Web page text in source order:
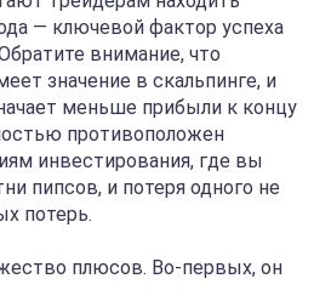
— ключевой фактор успеха
внимание, что
значение в скальпинге, и
меньше прибыли к концу
противоположен
инвестирования, где вы
пипсов, и потеря одного не
потерь.
плюсов. Во-первых, он